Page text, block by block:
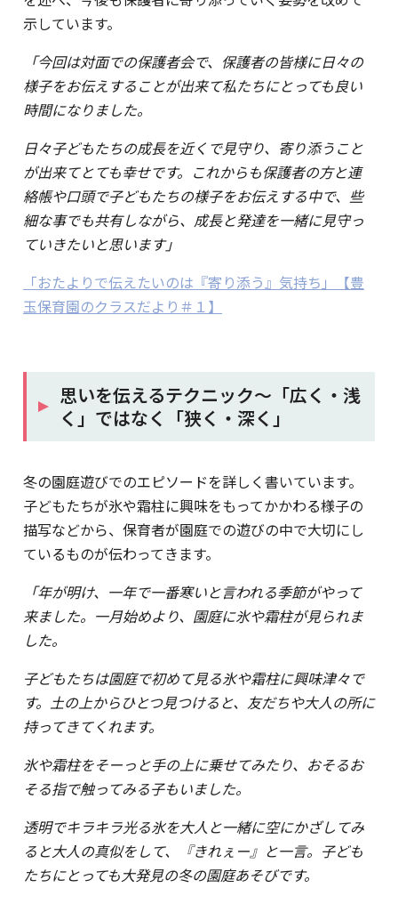
示しています。
「今回は対面での保護者会で、保護者の皆様に日々の
様子をお伝えすることが出来て私たちにとっても良い
時間になりました。
日々子どもたちの成長を近くで見守り、寄り添うこと
が出来てとても幸せです。これからも保護者の方と連
絡帳や口頭で子どもたちの様子をお伝えする中で、些
細な事でも共有しながら、成長と発達を一緒に見守っ
ていきたいと思います」
「おたよりで伝えたいのは『寄り添う』気持ち」【豊
玉保育園のクラスだより＃１】
思いを伝えるテクニック～「広く・浅
く」ではなく「狭く・深く」
冬の園庭遊びでのエピソードを詳しく書いています。
子どもたちが氷や霜柱に興味をもってかかわる様子の
描写などから、保育者が園庭での遊びの中で大切にし
ているものが伝わってきます。
「年が明け、一年で一番寒いと言われる季節がやって
来ました。一月始めより、園庭に氷や霜柱が見られま
した。
子どもたちは園庭で初めて見る氷や霜柱に興味津々で
す。土の上からひとつ見つけると、友だちや大人の所に
持ってきてくれます。
氷や霜柱をそーっと手の上に乗せてみたり、おそるお
そる指で触ってみる子もいました。
透明でキラキラ光る氷を大人と一緒に空にかざしてみ
ると大人の真似をして、『きれぇー』と一言。子ども
たちにとっても大発見の冬の園庭あそびです。